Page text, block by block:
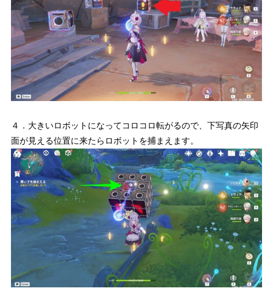
４．大きいロボットになってコロコロ転がるので、下写真の矢印
面が見える位置に来たらロボットを捕まえます。